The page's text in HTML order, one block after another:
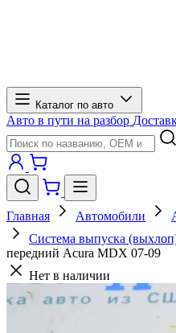
Каталог по авто
Авто в пути на разбор
Главная Автомобили
Система выпуска
передний Acura MDX 07-09
Нет в наличии